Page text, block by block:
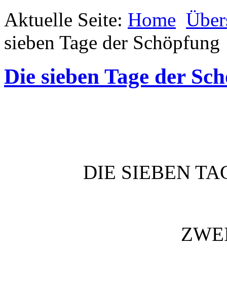
Aktuelle Seite: Home
sieben Tage der Schöpfung
Die sieben Tage der
DIE SIEBEN